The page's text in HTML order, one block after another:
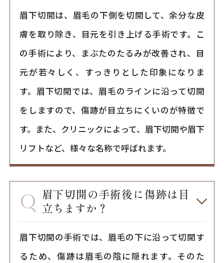
眉下切開は、眉毛の下側を切開して、余分な皮
膚を取り除き、目元を引き上げる手術です。こ
の手術により、まぶたのたるみが改善され、目
元が若々しく、すっきりとした印象になりま
す。眉下切開では、眉毛のラインに沿って切開
をしますので、傷跡が目立ちにくいのが特徴で
す。また、クリニックによって、眉下切開や眉下
リフトなど、様々な名称で呼ばれます。
眉下切開の手術後に傷跡は目
立ちますか？
眉下切開の手術では、眉毛の下に沿って切開す
るため、傷跡は眉毛の陰に隠れます。そのた